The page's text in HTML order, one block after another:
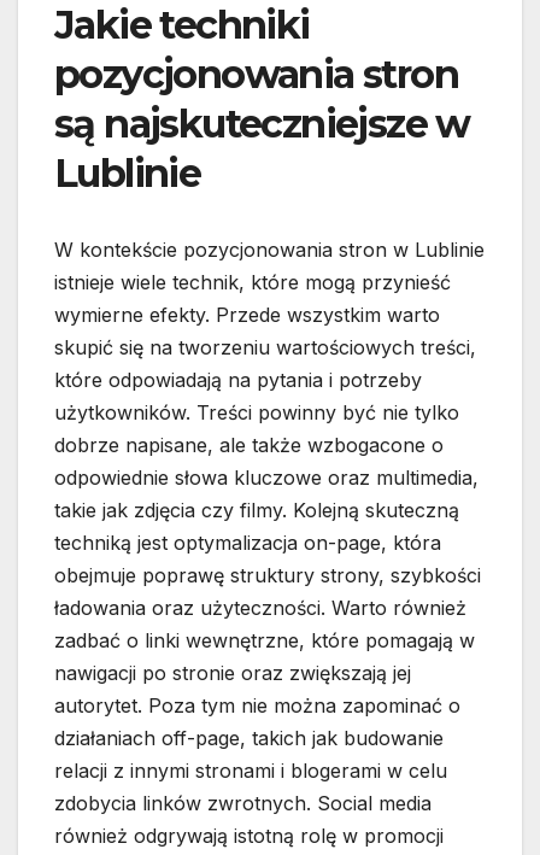
Jakie techniki
pozycjonowania stron
są najskuteczniejsze w
Lublinie
W kontekście pozycjonowania stron w Lublinie
istnieje wiele technik, które mogą przynieść
wymierne efekty. Przede wszystkim warto
skupić się na tworzeniu wartościowych treści,
które odpowiadają na pytania i potrzeby
użytkowników. Treści powinny być nie tylko
dobrze napisane, ale także wzbogacone o
odpowiednie słowa kluczowe oraz multimedia,
takie jak zdjęcia czy filmy. Kolejną skuteczną
techniką jest optymalizacja on-page, która
obejmuje poprawę struktury strony, szybkości
ładowania oraz użyteczności. Warto również
zadbać o linki wewnętrzne, które pomagają w
nawigacji po stronie oraz zwiększają jej
autorytet. Poza tym nie można zapominać o
działaniach off-page, takich jak budowanie
relacji z innymi stronami i blogerami w celu
zdobycia linków zwrotnych. Social media
również odgrywają istotną rolę w promocji